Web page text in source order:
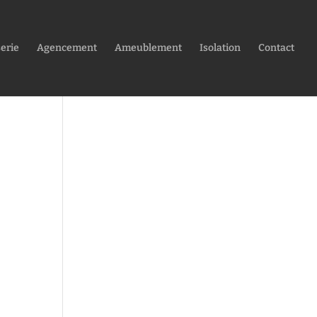
Agencement Ameublement Isolation Contact